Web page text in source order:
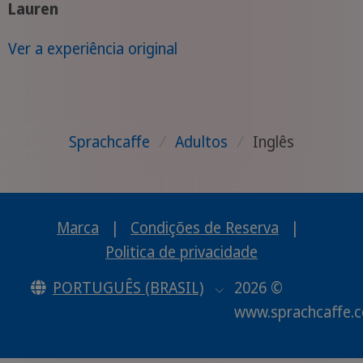
Lauren
Ver a experiência original
Sprachcaffe / Adultos / Inglês
Marca | Condições de Reserva
|
Politica de privacidade
PORTUGUÊS (BRASIL)
2026 ©